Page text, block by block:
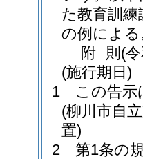
た教育訓
の例による
附 則 (
(施行期日)
1
この告示
(柳川市自
置)
2
第1条の